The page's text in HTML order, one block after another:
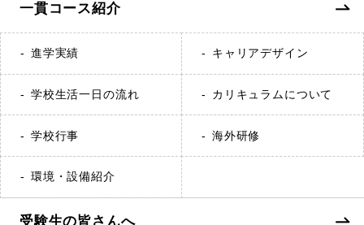
一貫コース紹介
進学実績 キャリアデザイン
学校生活一日の流れ カリキュラムについて
学校行事 海外研修
環境・設備紹介
受験生の皆さんへ